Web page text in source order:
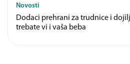
Novosti
Dodaci prehrani za trudnice i
trebate vi i vaša beba